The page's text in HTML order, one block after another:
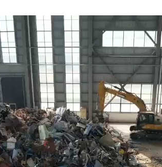
Mesin Pelet RDF
Granulator Universal
Penggiling Karet
Mesin Pelet Biomassa